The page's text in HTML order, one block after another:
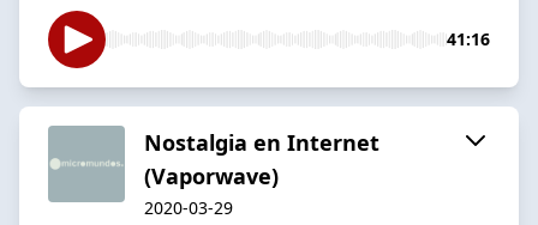
41:16
Nostalgia en Internet
(Vaporwave)
2020-03-29